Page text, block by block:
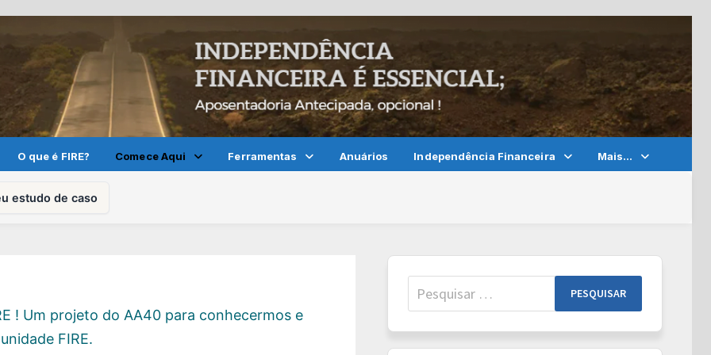
O que é FIRE? Comece Aqui Ferramentas Anuários Independência Financeira Mais…
estudo de caso
! Um projeto do AA40 para conhecermos e
FIRE.
Pesquisar
por: